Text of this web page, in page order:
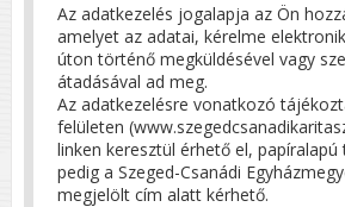
Az adatkezelés jogalapja az Ön
amelyet az adatai, kérelme
úton történő megküldésével vagy
átadásával ad meg.
Az adatkezelésre vonatkozó
felületen
linken keresztül érhető el,
pedig a Szeged-Csanádi
megjelölt cím alatt kérhető.